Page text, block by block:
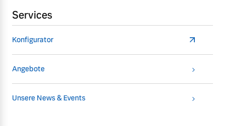
Services
Konfigurator
Angebote
Unsere News & Events